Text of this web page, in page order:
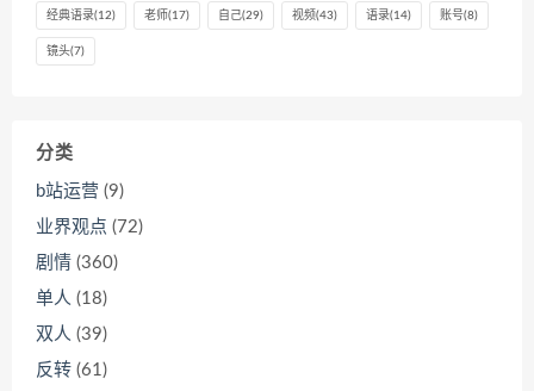
经典语录(12) 老师(17) 自己(29) 视频(43) 语录(14) 账号(8)
镜头(7)
分类
b站运营 (9)
业界观点 (72)
剧情 (360)
单人 (18)
双人 (39)
反转 (61)